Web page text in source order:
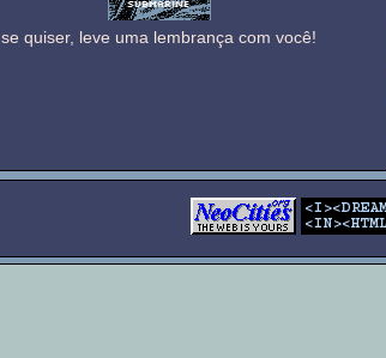
se quiser, leve uma lembrança com você!